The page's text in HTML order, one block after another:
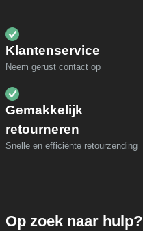
Klantenservice
Neem gerust contact op
Gemakkelijk
retourneren
Snelle en efficiënte retourzending
Op zoek naar hulp?